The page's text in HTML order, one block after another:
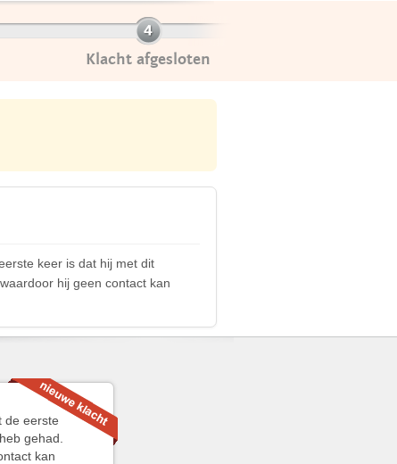
Klacht afgesloten
keer is dat hij met dit
hij geen contact kan
de eerste
gehad.
kan